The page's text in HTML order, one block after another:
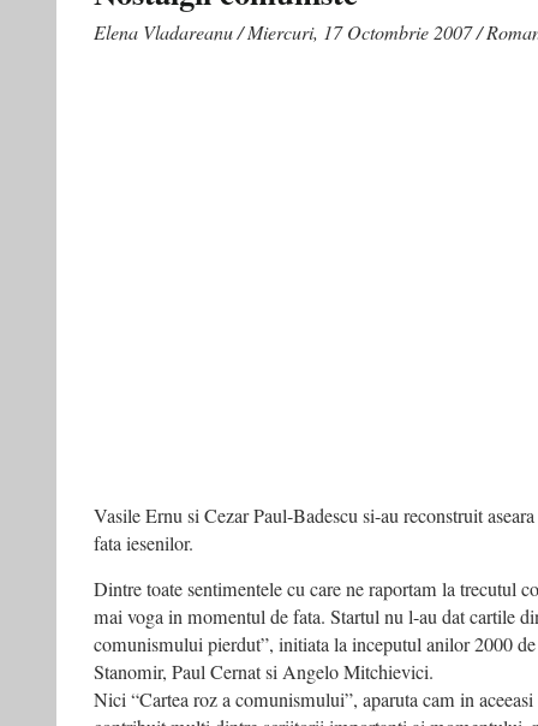
Elena Vladareanu / Miercuri, 17 Octombrie 2007 /
Vasile Ernu si Cezar Paul-Badescu si-au reconstruit
fata iesenilor.
Dintre toate sentimentele cu care ne raportam la trecutul
mai voga in momentul de fata. Startul nu l-au dat cartile
comunismului pierdut”, initiata la inceputul anilor 2000
Stanomir, Paul Cernat si Angelo Mitchievici.
Nici “Cartea roz a comunismului”, aparuta cam in